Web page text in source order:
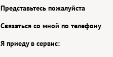
Представьтесь пожалуйста
Связаться со мной по телефону
Я приеду в сервис: